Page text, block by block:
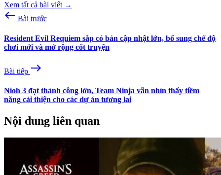
Xem tất cả bài viết →
west Bài trước
Resident Evil Requiem sắp có bản cập nhật lớn, bổ sung chế độ
chơi mới và mở rộng cốt truyện
Bài tiếp east
Nioh 3 đạt thành công lớn, Team Ninja vẫn nhìn thấy tiềm
năng cải thiện cho các dự án tương lai
Nội dung liên quan